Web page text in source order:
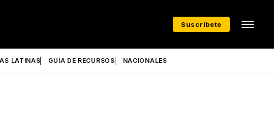
Suscríbete
LATINAS GUÍA DE RECURSOS NACIONALES